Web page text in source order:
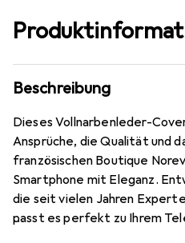
Beschreibung
Dieses Vollnarbenleder-
Ansprüche, die Qualität und
französischen Boutique
Smartphone mit Eleganz.
die seit vielen Jahren
passt es perfekt zu Ihrem